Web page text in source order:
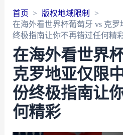
首页
版权地域限制
在海外看世界杯葡萄牙 vs 克
终极指南让你不再错过任何精
在海外看世界
克罗地亚仅限
份终极指南让
何精彩